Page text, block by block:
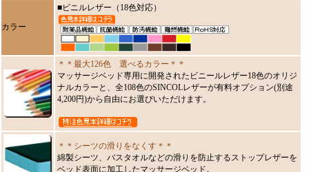
カラー
■ビニルレザー（18色対応）
＊＊最大126色 選べるカラー＊＊
マッサージベッド専用に開発されたビニールレザー18色のオリジ
ナルカラーと、全108色のSINCOLレザーが有料オプション(別途
4,200円)から自由にお選びいただけます。
＊＊シーツの滑りをなくす＊＊
綿製シーツ、バスタオルなどの滑りを防止するストップレザーを
ベッド表面に加工したマッサージベッド。